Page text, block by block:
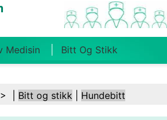
Medisin Bitt Og Stikk
Familiehelse
> | Bitt og stikk Hundebitt